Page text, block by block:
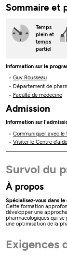
Sommaire et
Temps
plein et
temps
partiel
Information sur le
Guy Rousseau
Département de
Faculté de médecine
Admission
Information sur
Communiquer avec
Visiter le Centre
Survol du
À propos
Spécialisez-vous dans
Cette formation
développer une
pharmacologiques qui
une optimisation de la
Exigences